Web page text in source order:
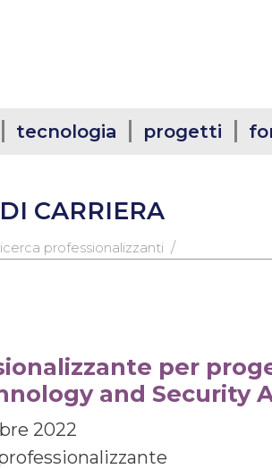
tecnologia progetti
CARRIERA
professionalizzanti /
per
and Security
2022